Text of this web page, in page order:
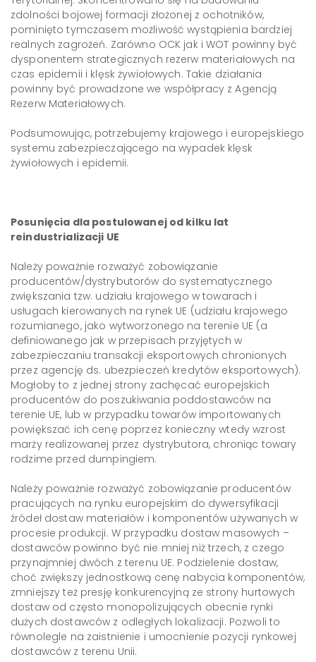
zdolności bojowej formacji złożonej z ochotników,
pominięto tymczasem możliwość wystąpienia bardziej
realnych zagrożeń. Zarówno OCK jak i WOT powinny być
dysponentem strategicznych rezerw materiałowych na
czas epidemii i klęsk żywiołowych. Takie działania
powinny być prowadzone we współpracy z Agencją
Rezerw Materiałowych.
Podsumowując, potrzebujemy krajowego i europejskiego
systemu zabezpieczającego na wypadek klęsk
żywiołowych i epidemii.
Posunięcia dla postulowanej od kilku lat
reindustrializacji UE
Należy poważnie rozważyć zobowiązanie
producentów/dystrybutorów do systematycznego
zwiększania tzw. udziału krajowego w towarach i
usługach kierowanych na rynek UE (udziału krajowego
rozumianego, jako wytworzonego na terenie UE (a
definiowanego jak w przepisach przyjętych w
zabezpieczaniu transakcji eksportowych chronionych
przez agencję ds. ubezpieczeń kredytów eksportowych).
Mogłoby to z jednej strony zachęcać europejskich
producentów do poszukiwania poddostawców na
terenie UE, lub w przypadku towarów importowanych
powiększać ich cenę poprzez konieczny wtedy wzrost
marży realizowanej przez dystrybutora, chroniąc towary
rodzime przed dumpingiem.
Należy poważnie rozważyć zobowiązanie producentów
pracujących na rynku europejskim do dywersyfikacji
źródeł dostaw materiałów i komponentów używanych w
procesie produkcji. W przypadku dostaw masowych –
dostawców powinno być nie mniej niż trzech, z czego
przynajmniej dwóch z terenu UE. Podzielenie dostaw,
choć zwiększy jednostkową cenę nabycia komponentów,
zmniejszy też presję konkurencyjną ze strony hurtowych
dostaw od często monopolizujących obecnie rynki
dużych dostawców z odległych lokalizacji. Pozwoli to
równolegle na zaistnienie i umocnienie pozycji rynkowej
dostawców z terenu Unii.